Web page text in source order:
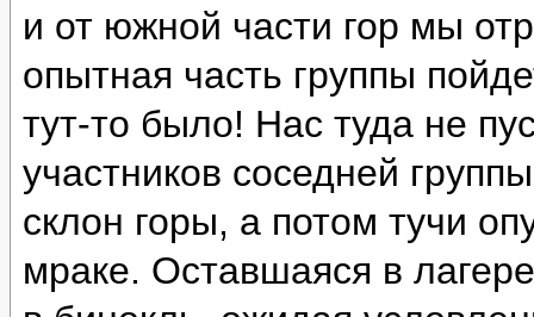
и от южной части гор мы
опытная часть группы
тут-то было! Нас туда не
участников соседней
склон горы, а потом тучи
мраке. Оставшаяся в